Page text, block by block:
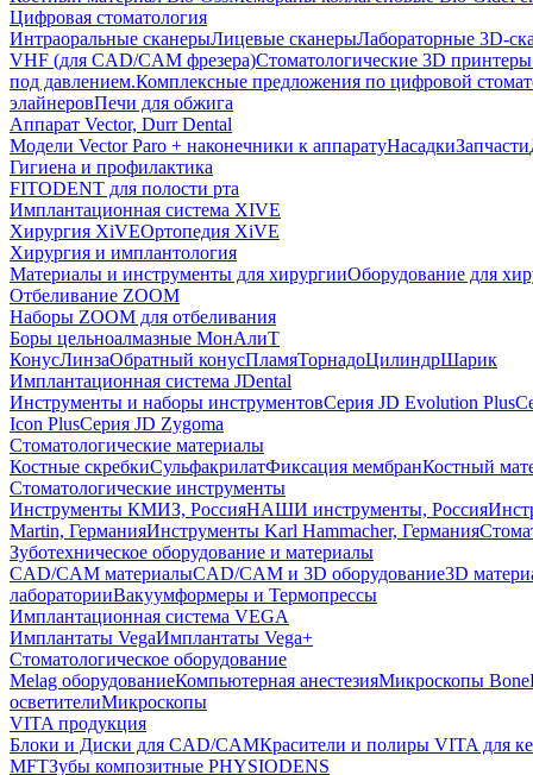
Цифровая стоматология
Интраоральные сканерыЛицевые сканерыЛабораторные 3D-
VHF (для CAD/CAM фрезера)Стоматологические 3D
под давлением.Комплексные предложения по цифровой
элайнеровПечи для обжига
Аппарат Vector, Durr Dental
Модели Vector Paro + наконечники к аппаратуНасадкиЗапчасти
Гигиена и профилактика
FITODENT для полости рта
Имплантационная система XIVE
Хирургия XiVEОртопедия XiVE
Хирургия и имплантология
Материалы и инструменты для хирургииОборудование для
Отбеливание ZOOM
Наборы ZOOM для отбеливания
Боры цельноалмазные МонАлиТ
КонусЛинзаОбратный конусПламяТорнадоЦилиндрШарик
Имплантационная система JDental
Инструменты и наборы инструментовСерия JD Evolution Plus
Icon PlusСерия JD Zygoma
Стоматологические материалы
Костные скребкиСульфакрилатФиксация мембранКостный
Стоматологические инструменты
Инструменты КМИЗ, РоссияНАШИ инструменты, Россия
Martin, ГерманияИнструменты Karl Hammacher, Германия
Зуботехническое оборудование и материалы
CAD/CAM материалыCAD/CAM и 3D оборудование3D
лабораторииВакуумформеры и Термопрессы
Имплантационная система VEGA
Имплантаты VegaИмплантаты Vega+
Стоматологическое оборудование
Melag оборудованиеКомпьютерная анестезияМикроскопы
осветителиМикроскопы
VITA продукция
Блоки и Диски для CAD/CAMКрасители и полиры VITA для
MFTЗубы композитные PHYSIODENS